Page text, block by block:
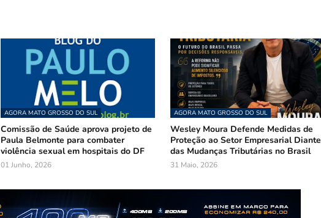
AGORA MATO GROSSO DO SUL
Comissão de Saúde aprova projeto de
Paula Belmonte para combater
violência sexual em hospitais do DF
01 Junho, 2026
AGORA MATO GROSSO DO SUL
Wesley Moura Defende Medidas de
Proteção ao Setor Empresarial Diante
das Mudanças Tributárias no Brasil
31 Maio, 2026